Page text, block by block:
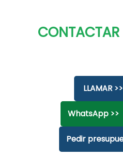
LLAMAR >>
WhatsApp >>
Pedir